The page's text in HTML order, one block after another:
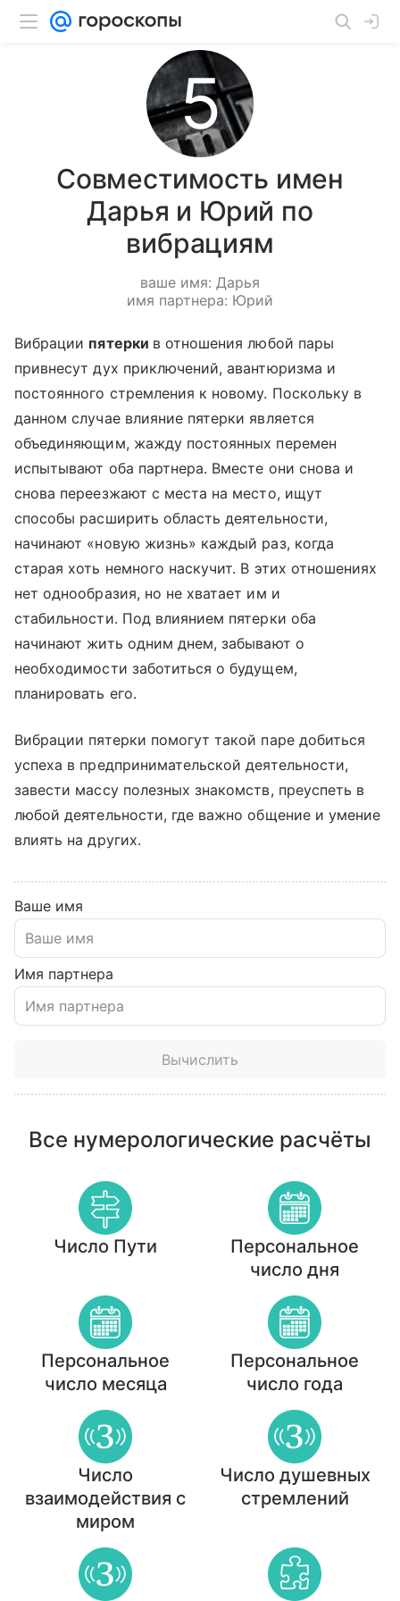
Совместимость имен
Дарья и Юрий по
вибрациям
ваше имя: Дарья
имя партнера: Юрий
Вибрации пятерки в отношения любой пары
привнесут дух приключений, авантюризма и
постоянного стремления к новому. Поскольку в
данном случае влияние пятерки является
объединяющим, жажду постоянных перемен
испытывают оба партнера. Вместе они снова и
снова переезжают с места на место, ищут
способы расширить область деятельности,
начинают «новую жизнь» каждый раз, когда
старая хоть немного наскучит. В этих отношениях
нет однообразия, но не хватает им и
стабильности. Под влиянием пятерки оба
начинают жить одним днем, забывают о
необходимости заботиться о будущем,
планировать его.
Вибрации пятерки помогут такой паре добиться
успеха в предпринимательской деятельности,
завести массу полезных знакомств, преуспеть в
любой деятельности, где важно общение и умение
влиять на других.
Ваше имя
Имя партнера
Вычислить
Все нумерологические расчёты
Число Пути
Персональное
число дня
Персональное
число месяца
Персональное
число года
Число
взаимодействия с
миром
Число душевных
стремлений